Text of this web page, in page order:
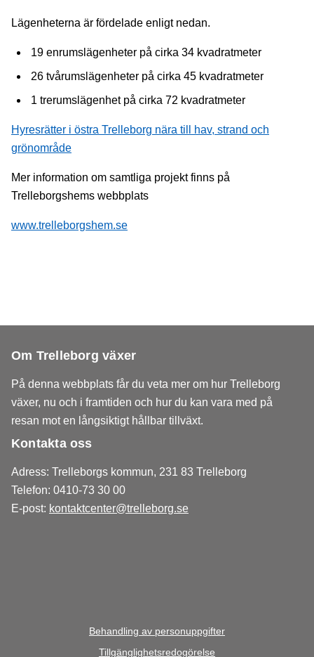
Lägenheterna är fördelade enligt nedan.
19 enrumslägenheter på cirka 34 kvadratmeter
26 tvårumslägenheter på cirka 45 kvadratmeter
1 trerumslägenhet på cirka 72 kvadratmeter
Hyresrätter i östra Trelleborg nära till hav, strand och
grönområde
Mer information om samtliga projekt finns på
Trelleborgshems webbplats
www.trelleborgshem.se
Om Trelleborg växer
På denna webbplats får du veta mer om hur Trelleborg
växer, nu och i framtiden och hur du kan vara med på
resan mot en långsiktigt hållbar tillväxt.
Kontakta oss
Adress: Trelleborgs kommun, 231 83 Trelleborg
Telefon: 0410-73 30 00
E-post: kontaktcenter@trelleborg.se
Behandling av personuppgifter
Tillgänglighetsredogörelse